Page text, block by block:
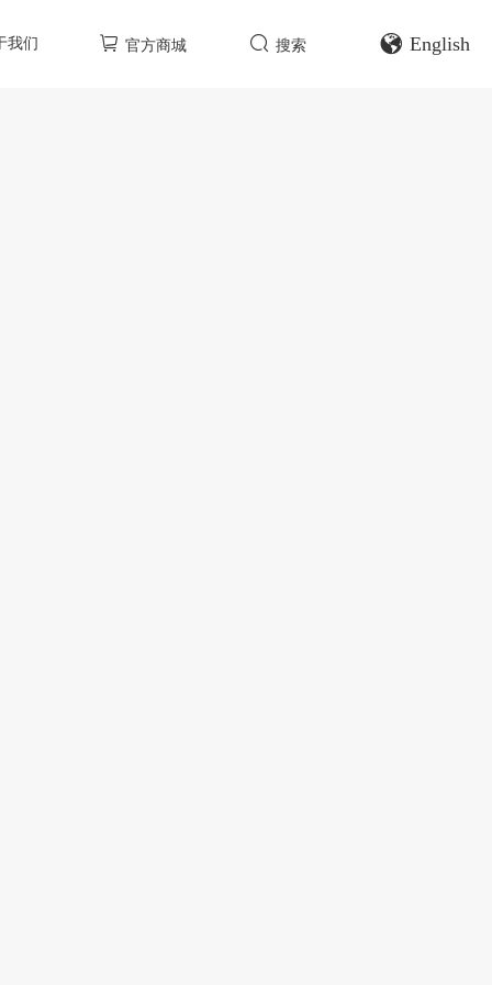
我们 官方商城 搜索 English